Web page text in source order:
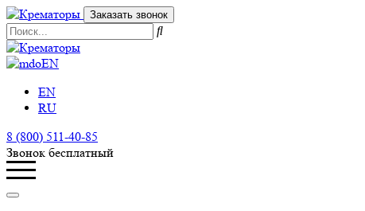
Заказать звонок
EN
EN
RU
8 (800) 511-40-85
Звонок бесплатный